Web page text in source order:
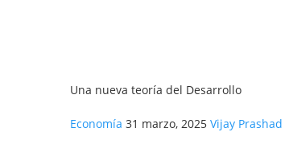
Una nueva teoría del Desarrollo
Economía 31 marzo, 2025 Vijay Prashad